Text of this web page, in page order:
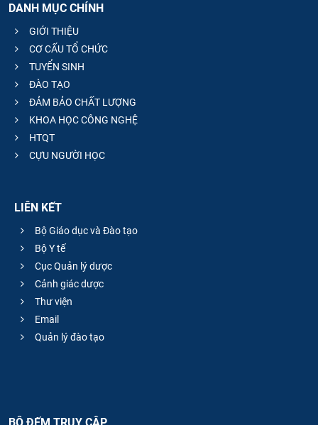
DANH MỤC CHÍNH
GIỚI THIỆU
CƠ CẤU TỔ CHỨC
TUYỂN SINH
ĐÀO TẠO
ĐẢM BẢO CHẤT LƯỢNG
KHOA HỌC CÔNG NGHỆ
HTQT
CỰU NGƯỜI HỌC
LIÊN KẾT
Bộ Giáo dục và Đào tạo
Bộ Y tế
Cục Quản lý dược
Cảnh giác dược
Thư viện
Email
Quản lý đào tạo